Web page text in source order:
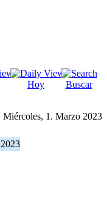
Hoy Buscar
Miércoles, 1. Marzo 2023